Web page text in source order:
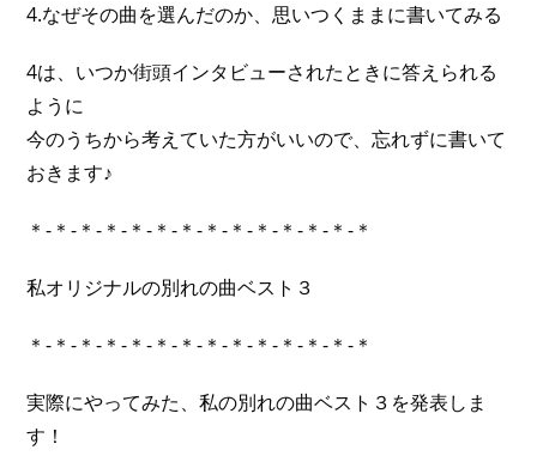
4.なぜその曲を選んだのか、思いつくままに書いてみる
4は、いつか街頭インタビューされたときに答えられる
ように
今のうちから考えていた方がいいので、忘れずに書いて
おきます♪
＊-＊-＊-＊-＊-＊-＊-＊-＊-＊-＊-＊-＊-＊
私オリジナルの別れの曲ベスト３
＊-＊-＊-＊-＊-＊-＊-＊-＊-＊-＊-＊-＊-＊
実際にやってみた、私の別れの曲ベスト３を発表しま
す！